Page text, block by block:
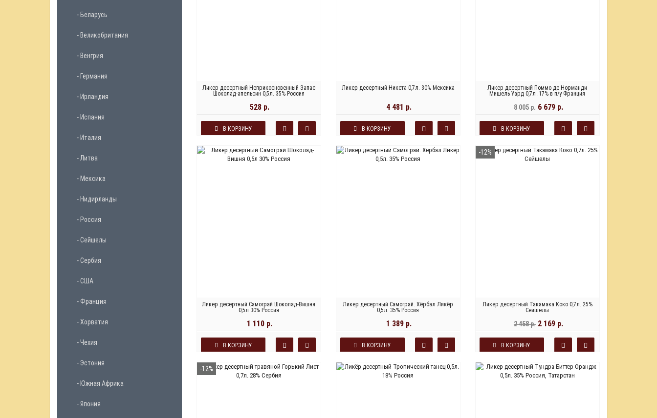
- Беларусь
- Великобритания
- Венгрия
- Германия
- Ирландия
- Испания
- Италия
- Литва
- Мексика
- Нидирланды
- Россия
- Сейшелы
- Сербия
- США
- Франция
- Хорватия
- Чехия
- Эстония
- Южная Африка
- Япония
Ликер десертный Неприкосновенный Запас
Шоколад-апельсин 0,5л. 35% Россия
528 р.
В КОРЗИНУ
Ликер десертный Никста 0,7л. 30% Мексика
4 481 р.
В КОРЗИНУ
Ликер десертный Поммо де Норманди
Мишель Уард 0,7л .17% в п/у Франция
8 005 р. 6 679 р.
В КОРЗИНУ
Ликер десертный Самограй Шоколад-Вишня
0,5л 30% Россия
1 110 р.
В КОРЗИНУ
Ликер десертный Самограй. Хёрбал Ликёр
0,5л. 35% Россия
1 389 р.
В КОРЗИНУ
-12%
Ликер десертный Такамака Коко 0,7л. 25%
Сейшелы
2 458 р. 2 169 р.
В КОРЗИНУ
-12%